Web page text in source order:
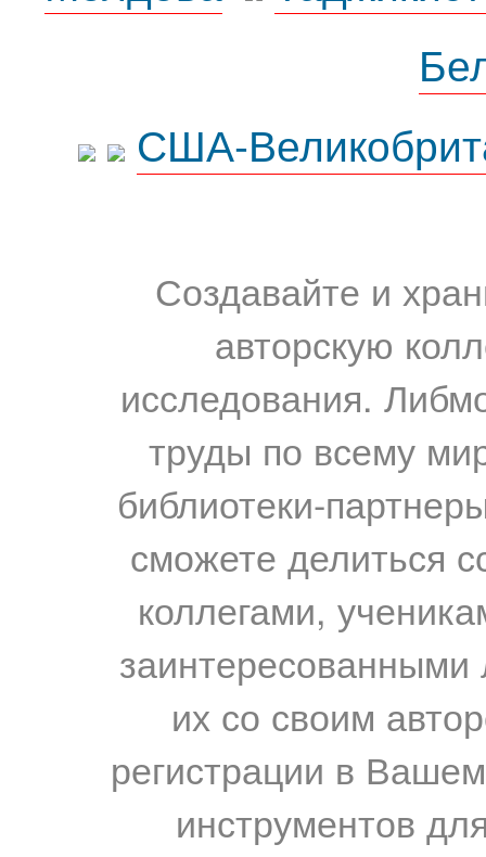
США-
Создавайте и
авторскую
исследования.
труды по всему
библиотеки-
сможете делиться
коллегами,
их со своим
регистрации в
инструментов